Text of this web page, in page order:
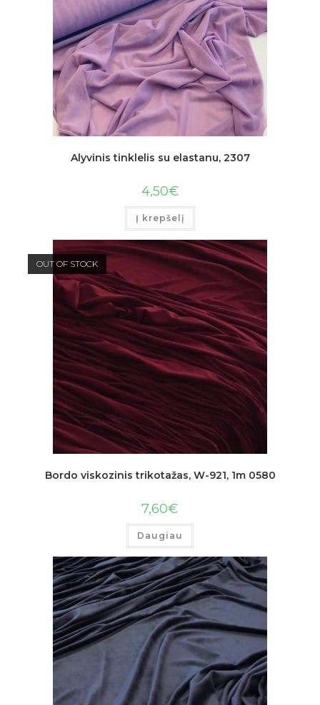
Alyvinis tinklelis su elastanu, 2307
4,50€
Į krepšelį
OUT OF STOCK
Bordo viskozinis trikotažas, W-921, 1m 0580
7,60€
Daugiau